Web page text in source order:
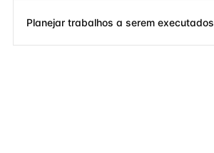
Planejar trabalhos a serem executados